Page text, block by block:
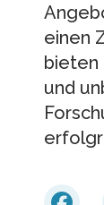
einen
bieten
und